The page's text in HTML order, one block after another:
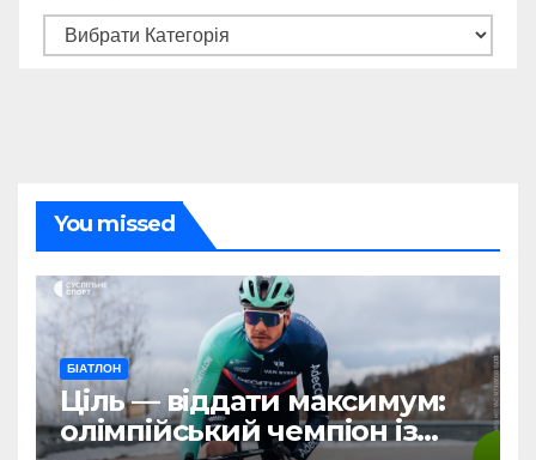
You missed
БІАТЛОН
Ціль — віддати максимум:
олімпійський чемпіон із